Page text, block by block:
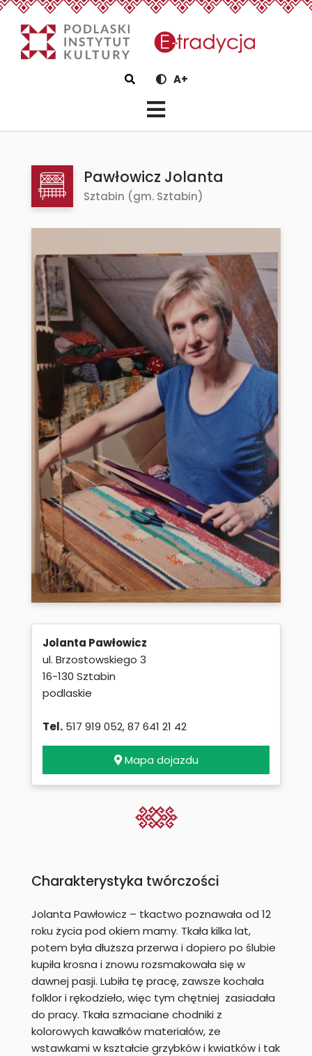
eTradycjaPawłowicz
Szukaj A+
Pawłowicz Jolanta
Sztabin (gm. Sztabin)
Jolanta Pawłowicz
ul. Brzostowskiego 3
16-130 Sztabin
podlaskie
Tel. 517 919 052, 87 641 21 42
Mapa dojazdu
Charakterystyka twórczości
Jolanta Pawłowicz – tkactwo poznawała od 12
roku życia pod okiem mamy. Tkała kilka lat,
potem była dłuższa przerwa i dopiero po ślubie
kupiła krosna i znowu rozsmakowała się w
dawnej pasji. Lubiła tę pracę, zawsze kochała
folklor i rękodzieło, więc tym chętniej zasiadała
do pracy. Tkała szmaciane chodniki z
kolorowych kawałków materiałów, ze
wstawkami w kształcie grzybków i kwiatków i tak